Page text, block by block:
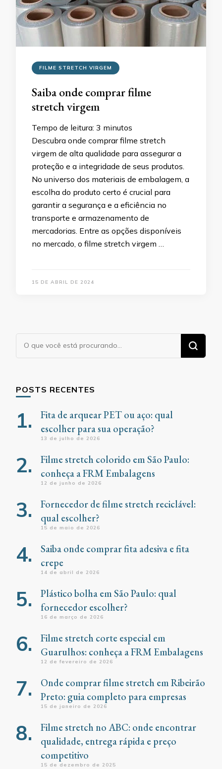
FILME STRETCH VIRGEM
Saiba onde comprar filme
stretch virgem
Tempo de leitura: 3 minutos
Descubra onde comprar filme stretch
virgem de alta qualidade para assegurar a
proteção e a integridade de seus produtos.
No universo dos materiais de embalagem, a
escolha do produto certo é crucial para
garantir a segurança e a eficiência no
transporte e armazenamento de
mercadorias. Entre as opções disponíveis
no mercado, o filme stretch virgem …
15 DE ABRIL DE 2024
Procurando
algo?
POSTS RECENTES
Fita de arquear PET ou aço: qual
escolher para sua operação?
13 de julho de 2026
Filme stretch colorido em São Paulo:
conheça a FRM Embalagens
12 de junho de 2026
Fornecedor de filme stretch reciclável:
qual escolher?
15 de maio de 2026
Saiba onde comprar fita adesiva e fita
crepe
14 de abril de 2026
Plástico bolha em São Paulo: qual
fornecedor escolher?
16 de março de 2026
Filme stretch corte especial em
Guarulhos: conheça a FRM Embalagens
12 de fevereiro de 2026
Onde comprar filme stretch em Ribeirão
Preto: guia completo para empresas
15 de janeiro de 2026
Filme stretch no ABC: onde encontrar
qualidade, entrega rápida e preço
competitivo
15 de dezembro de 2025